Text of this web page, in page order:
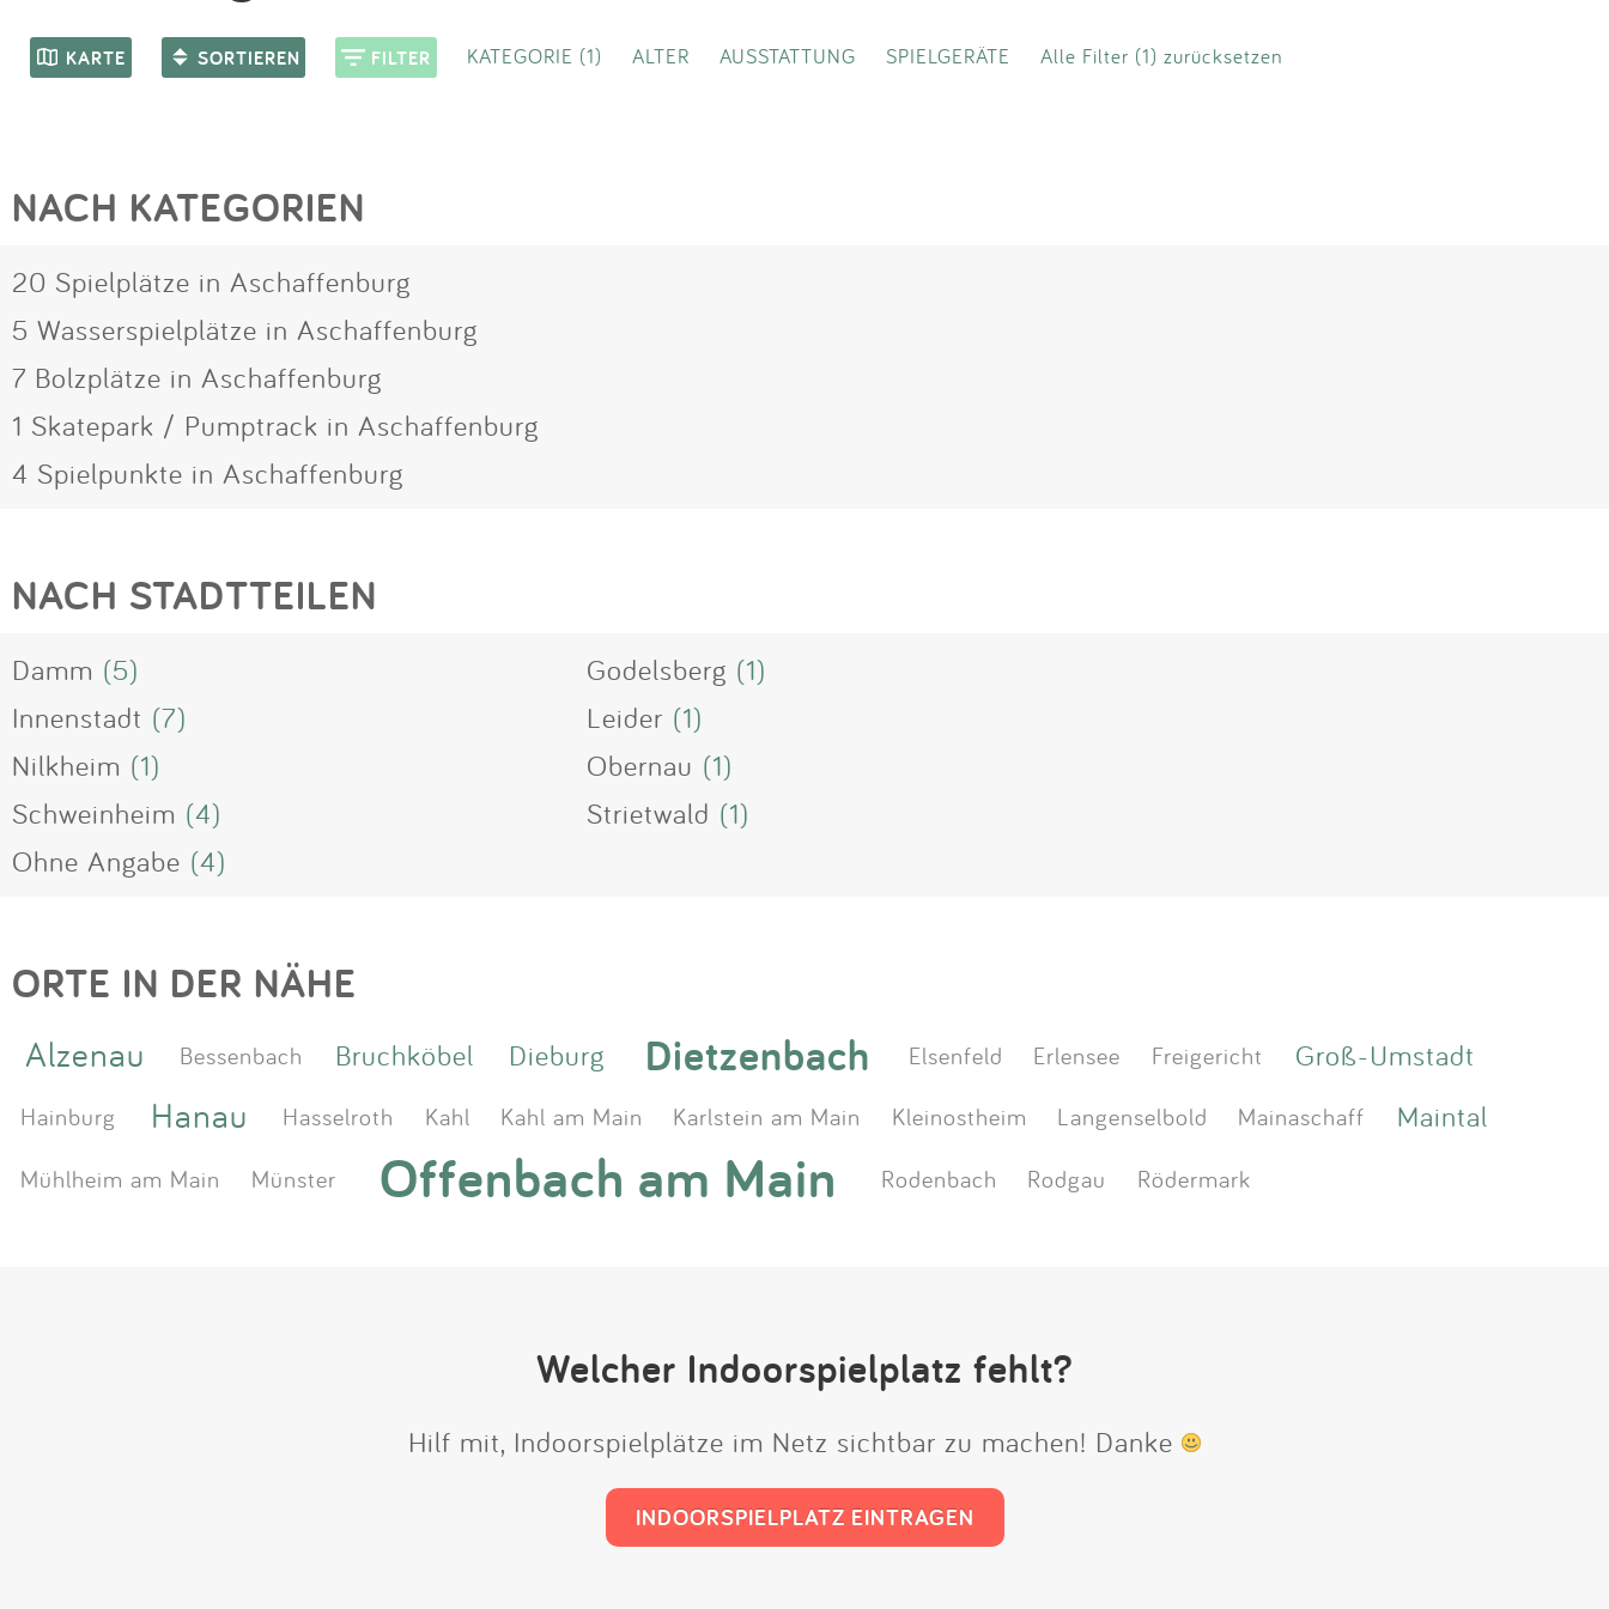
KARTE SORTIEREN FILTER KATEGORIE (1) ALTER AUSSTATTUNG SPIELGERÄTE Alle Filter (1) zurücksetzen
NACH KATEGORIEN
20 Spielplätze in Aschaffenburg
5 Wasserspielplätze in Aschaffenburg
7 Bolzplätze in Aschaffenburg
1 Skatepark / Pumptrack in Aschaffenburg
4 Spielpunkte in Aschaffenburg
NACH STADTTEILEN
Damm (5) Godelsberg (1)
Innenstadt (7) Leider (1)
Nilkheim (1) Obernau (1)
Schweinheim (4) Strietwald (1)
Ohne Angabe (4)
ORTE IN DER NÄHE
Alzenau Bessenbach Bruchköbel Dieburg Dietzenbach Elsenfeld Erlensee Freigericht Groß-Umstadt
Hainburg Hanau Hasselroth Kahl Kahl am Main Karlstein am Main Kleinostheim Langenselbold Mainaschaff Maintal
Mühlheim am Main Münster Offenbach am Main Rodenbach Rodgau Rödermark
Welcher Indoorspielplatz fehlt?
Hilf mit, Indoorspielplätze im Netz sichtbar zu machen! Danke
INDOORSPIELPLATZ EINTRAGEN